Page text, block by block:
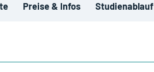
Preise & Infos Studienablauf